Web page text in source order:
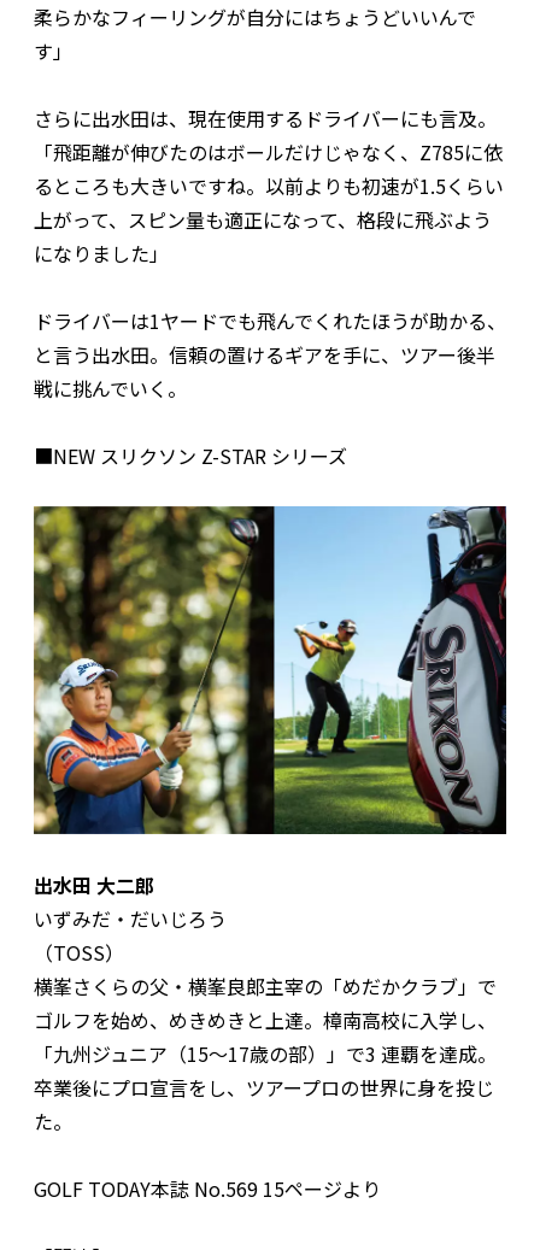
柔らかなフィーリングが自分にはちょうどいいんで
す」
さらに出水田は、現在使用するドライバーにも言及。
「飛距離が伸びたのはボールだけじゃなく、Z785に依
るところも大きいですね。以前よりも初速が1.5くらい
上がって、スピン量も適正になって、格段に飛ぶよう
になりました」
ドライバーは1ヤードでも飛んでくれたほうが助かる、
と言う出水田。信頼の置けるギアを手に、ツアー後半
戦に挑んでいく。
■NEW スリクソン Z-STAR シリーズ
出水田 大二郎
いずみだ・だいじろう
（TOSS）
横峯さくらの父・横峯良郎主宰の「めだかクラブ」で
ゴルフを始め、めきめきと上達。樟南高校に入学し、
「九州ジュニア（15～17歳の部）」で3 連覇を達成。
卒業後にプロ宣言をし、ツアープロの世界に身を投じ
た。
GOLF TODAY本誌 No.569 15ページより